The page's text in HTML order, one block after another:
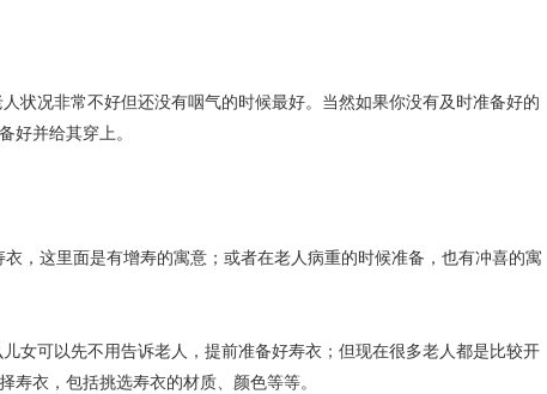
况非常不好但还没有咽气的时候最好。当然如果你没有及时准备好的
好并给其穿上。
这里面是有增寿的寓意；或者在老人病重的时候准备，也有冲喜的寓
可以先不用告诉老人，提前准备好寿衣；但现在很多老人都是比较开
寿衣，包括挑选寿衣的材质、颜色等等。